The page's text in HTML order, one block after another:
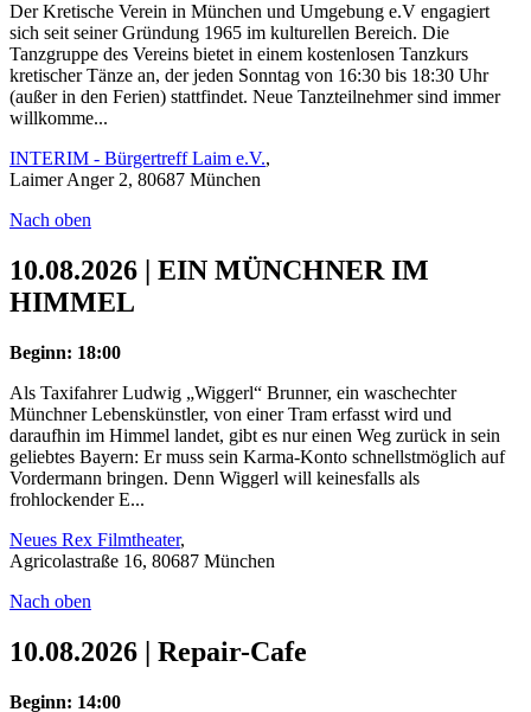
Der Kretische Verein in München und Umgebung e.V engagiert
sich seit seiner Gründung 1965 im kulturellen Bereich. Die
Tanzgruppe des Vereins bietet in einem kostenlosen Tanzkurs
kretischer Tänze an, der jeden Sonntag von 16:30 bis 18:30 Uhr
(außer in den Ferien) stattfindet. Neue Tanzteilnehmer sind immer
willkomme...
INTERIM - Bürgertreff Laim e.V.,
Laimer Anger 2, 80687 München
Nach oben
10.08.2026 | EIN MÜNCHNER IM
HIMMEL
Beginn: 18:00
Als Taxifahrer Ludwig „Wiggerl“ Brunner, ein waschechter
Münchner Lebenskünstler, von einer Tram erfasst wird und
daraufhin im Himmel landet, gibt es nur einen Weg zurück in sein
geliebtes Bayern: Er muss sein Karma-Konto schnellstmöglich auf
Vordermann bringen. Denn Wiggerl will keinesfalls als
frohlockender E...
Neues Rex Filmtheater,
Agricolastraße 16, 80687 München
Nach oben
10.08.2026 | Repair-Cafe
Beginn: 14:00